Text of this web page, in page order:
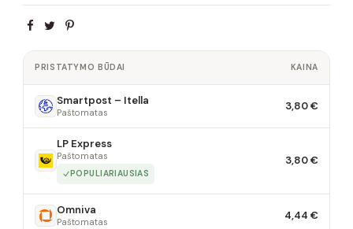
PRISTATYMO BŪDAI KAINA
Smartpost – Itella
Paštomatas 3,80 €
LP Express
Paštomatas
POPULIARIAUSIAS
3,80 €
Omniva
Paštomatas 4,44 €